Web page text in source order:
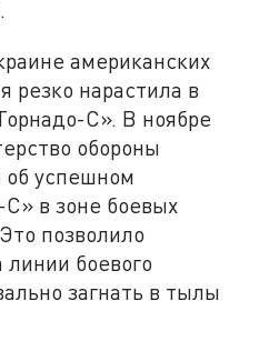
американских
резко нарастила в
С». В ноябре
обороны
успешном
в зоне боевых
позволило
боевого
загнать в тылы